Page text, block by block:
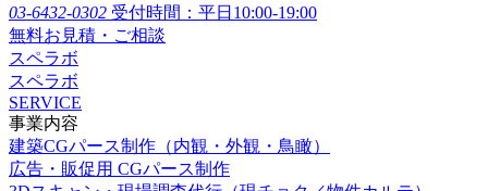
03-6432-0302 受付時間：平日10:00-19:00
無料お見積・ご相談
スペラボ
スペラボ
SERVICE
事業内容
建築CGパース制作（内観・外観・鳥瞰）
広告・販促用 CGパース制作